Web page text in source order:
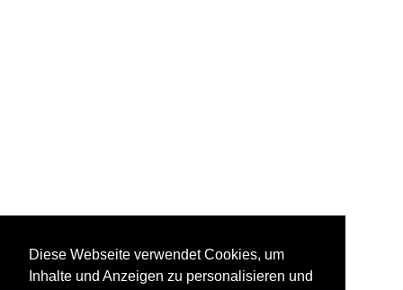
Diese Webseite verwendet Cookies, um
Inhalte und Anzeigen zu personalisieren und